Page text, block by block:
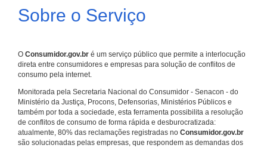
Sobre o Serviço
O Consumidor.gov.br é um serviço público que permite a interlocução
direta entre consumidores e empresas para solução de conflitos de
consumo pela internet.
Monitorada pela Secretaria Nacional do Consumidor - Senacon - do
Ministério da Justiça, Procons, Defensorias, Ministérios Públicos e
também por toda a sociedade, esta ferramenta possibilita a resolução
de conflitos de consumo de forma rápida e desburocratizada:
atualmente, 80% das reclamações registradas no Consumidor.gov.br
são solucionadas pelas empresas, que respondem as demandas dos